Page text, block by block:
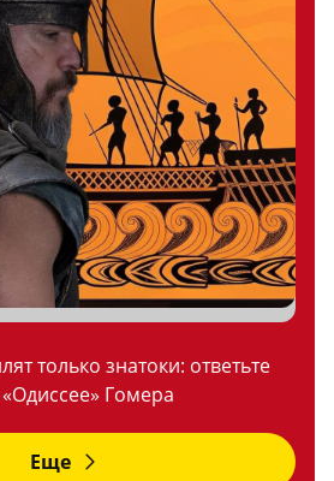
только знатоки: ответьте
Гомера
Еще